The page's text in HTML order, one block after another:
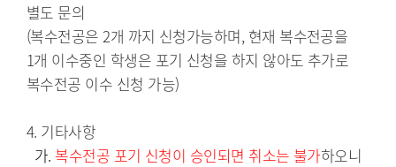
별도 문의
(복수전공은 2개 까지 신청가능하며, 현재 복수전공을
1개 이수중인 학생은 포기 신청을 하지 않아도 추가로
복수전공 이수 신청 가능)
가. 복수전공 포기 신청이 승인되면 취소는 불가하오니